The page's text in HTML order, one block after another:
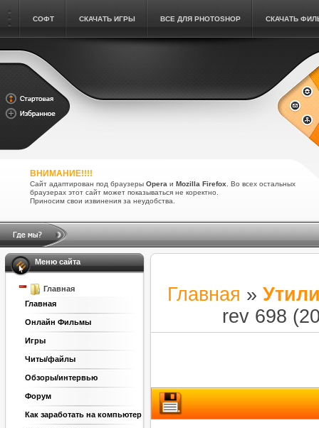
СОФТ СКАЧАТЬ ИГРЫ ВСЕ ДЛЯ PHOTOSHOP СКАЧАТЬ
ВНИМАНИЕ!!!!
Сайт адаптирован под браузеры Opera и Mozilla Firefox. Во всех остальных
браузерах этот сайт может показываться не коректно.
Приносим свои извинения за неудобства.
Меню сайта
Главная
Главная
Онлайн Фильмы
Игры
Читы/файлы
Обзоры/интервью
Форум
Как заработать на компьютер
Главная »
rev 698